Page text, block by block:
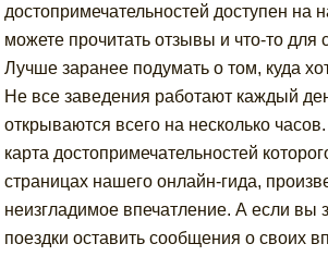
достопримечательностей доступен на
можете прочитать отзывы и что-то для
Лучше заранее подумать о том, куда
Не все заведения работают каждый
открываются всего на несколько
карта достопримечательностей
страницах нашего онлайн-гида,
неизгладимое впечатление. А если вы
поездки оставить сообщения о своих